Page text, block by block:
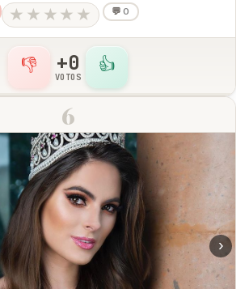
★ ★ ★ ★ ★ 💬 0
👍
+0
VOTOS
👎
6
›